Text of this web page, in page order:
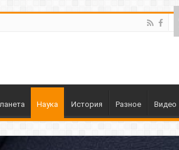
Наука История Разное Видео